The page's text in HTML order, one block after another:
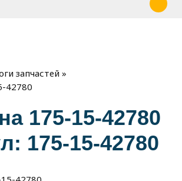
запчастей »
42780
175-15-42780
175-15-42780